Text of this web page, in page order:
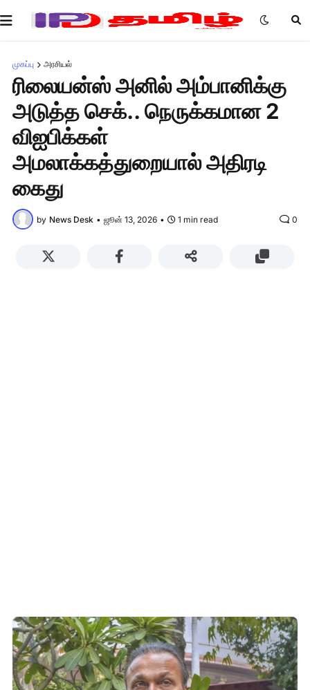
முகப்பு அரசியல்
ரிலையன்ஸ் அனில் அம்பானிக்கு
அடுத்த செக்.. நெருக்கமான 2
விஐபிக்கள்
அமலாக்கத்துறையால் அதிரடி
கைது
by News Desk • ஜூன் 13, 2026 • 1 min read 0